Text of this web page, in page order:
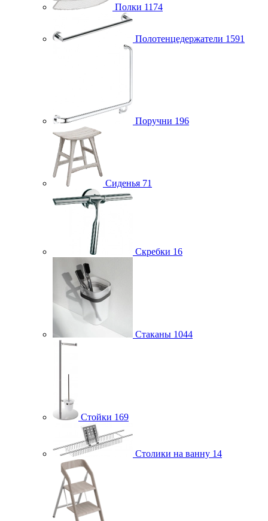
Полки 1174
Полотенцедержатели 1591
Поручни 196
Сиденья 71
Скребки 16
Стаканы 1044
Стойки 169
Столики на ванну 14